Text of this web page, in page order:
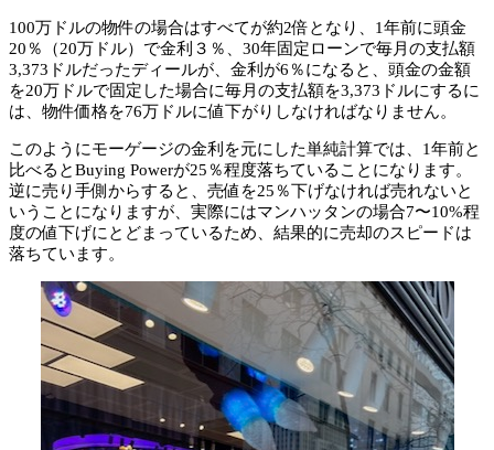
100万ドルの物件の場合はすべてが約2倍となり、1年前に頭金
20％（20万ドル）で金利３％、30年固定ローンで毎月の支払額
3,373ドルだったディールが、金利が6％になると、頭金の金額
を20万ドルで固定した場合に毎月の支払額を3,373ドルにするに
は、物件価格を76万ドルに値下がりしなければなりません。
このようにモーゲージの金利を元にした単純計算では、1年前と
比べるとBuying Powerが25％程度落ちていることになります。
逆に売り手側からすると、売値を25％下げなければ売れないと
いうことになりますが、実際にはマンハッタンの場合7〜10%程
度の値下げにとどまっているため、結果的に売却のスピードは
落ちています。